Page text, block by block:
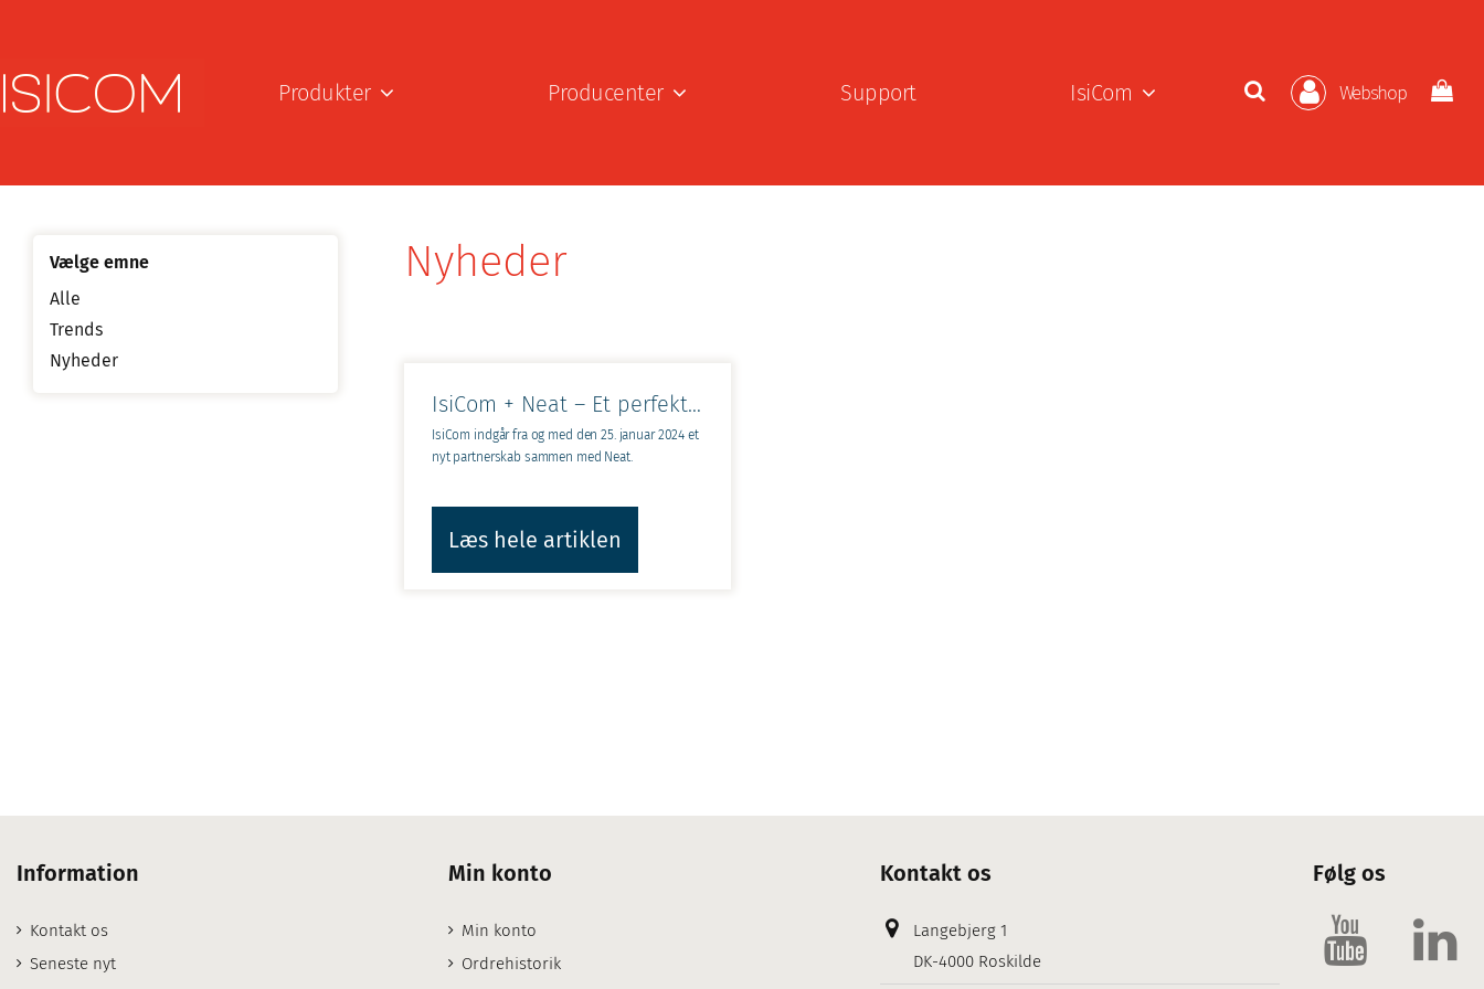
Produkter Producenter Support IsiCom Webshop
Nyheder
IsiCom + Neat – Et perfekt match
IsiCom indgår fra og med den 25. januar 2024 et
nyt partnerskab sammen med Neat.
Læs hele artiklen
Vælge emne
Alle
Trends
Nyheder
Information
Kontakt os
Seneste nyt
Min konto
Min konto
Ordrehistorik
Kontakt os
Langebjerg 1
DK-4000 Roskilde
Følg os